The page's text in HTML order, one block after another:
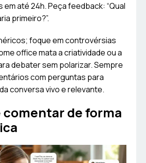
até 24h. Peça feedback: “Qual
primeiro?”.
foque em controvérsias
office mata a criatividade ou a
debater sem polarizar. Sempre
com perguntas para
conversa vivo e relevante.
comentar de forma